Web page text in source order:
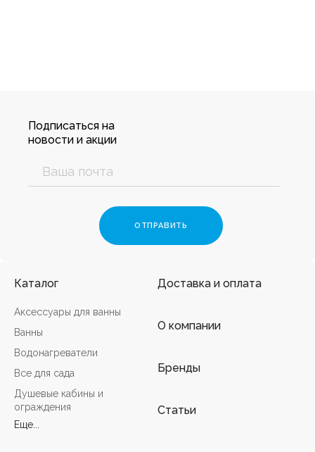
Подписаться на
новости и акции
Каталог
Аксессуары для ванны
Ванны
Водонагреватели
Все для сада
Душевые кабины и
ограждения
Еще...
Доставка и оплата
О компании
Бренды
Статьи